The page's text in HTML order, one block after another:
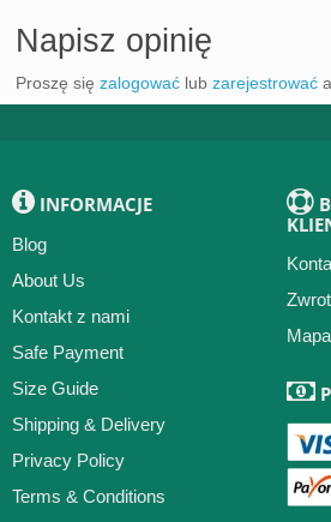
Napisz opinię
Proszę się zalogować lub zarejestrować
INFORMACJE
Blog
About Us
Kontakt z nami
Safe Payment
Size Guide
Shipping & Delivery
Privacy Policy
Terms & Conditions